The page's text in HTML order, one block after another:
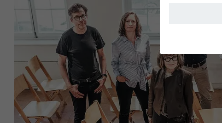
garantissent
NOM
STATISTIQUES
Les cookies «